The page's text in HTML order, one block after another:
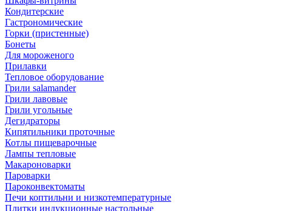
Кондитерские
Гастрономические
Горки (пристенные)
Бонеты
Для мороженого
Прилавки
Тепловое оборудование
Грили salamander
Грили лавовые
Грили угольные
Дегидраторы
Кипятильники проточные
Котлы пищеварочные
Лампы тепловые
Макароноварки
Пароварки
Пароконвектоматы
Печи коптильни и низкотемпературные
Плитки индукционные настольные